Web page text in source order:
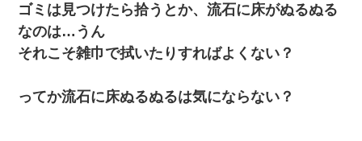
婚活パーティーでよく会う美女がいた。こんな完璧な容姿を持っ
てしても結婚て難しいんだなぁ…と思ってた
父親がくも膜下出血で突然ﾀﾋ。→母の貯金が0なことが判明。→母
「私を家に置いてほしい、どうか見捨てないで(土下座」俺・嫁
ゴミは見つけたら拾うとか、流石に床がぬるぬる
なのは…うん
それこそ雑巾で拭いたりすればよくない？
ってか流石に床ぬるぬるは気にならない？